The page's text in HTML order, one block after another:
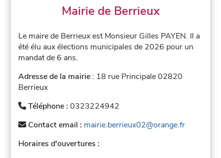
Mairie de Berrieux
Le maire de Berrieux est Monsieur Gilles PAYEN. Il a
été élu aux élections municipales de 2026 pour un
mandat de 6 ans.
Adresse de la mairie : 18 rue Principale 02820
Berrieux
Téléphone :0323224942
Contact email : mairie.berrieux02@orange.fr
Horaires d'ouvertures :